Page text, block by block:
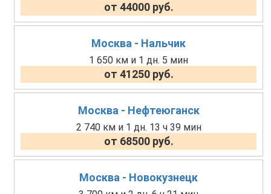
от 44000 руб.
Москва - Нальчик
1 650 км и 1 дн. 5 мин
от 41250 руб.
Москва - Нефтеюганск
2 740 км и 1 дн. 13 ч 39 мин
от 68500 руб.
Москва - Новокузнецк